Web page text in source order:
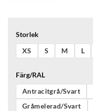
Storlek
XS
S M L
Färg/RAL
Antracitgrå/Svart
Gråmelerad/Svart